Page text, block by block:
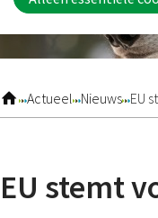
Actueel Nieuws EU
EU stemt